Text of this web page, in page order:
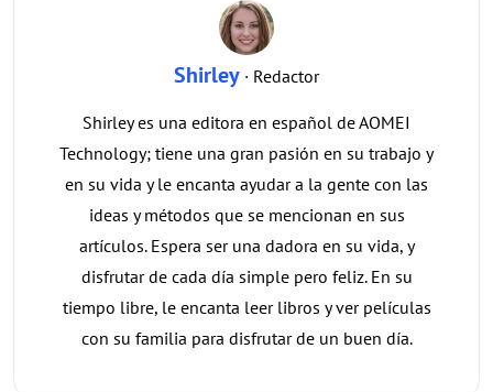
Shirley · Redactor
Shirley es una editora en español de AOMEI
Technology; tiene una gran pasión en su trabajo y
en su vida y le encanta ayudar a la gente con las
ideas y métodos que se mencionan en sus
artículos. Espera ser una dadora en su vida, y
disfrutar de cada día simple pero feliz. En su
tiempo libre, le encanta leer libros y ver películas
con su familia para disfrutar de un buen día.